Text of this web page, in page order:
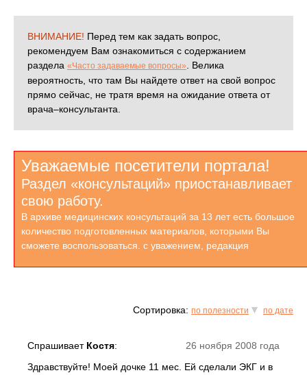
ВНИМАНИЕ! Перед тем как задать вопрос,
рекомендуем Вам ознакомиться с содержанием
раздела «Часто задаваемые вопросы»
. Велика
вероятность, что там Вы найдете ответ на свой вопрос
прямо сейчас, не тратя время на ожидание ответа от
врача–консультанта.
Уважаемые посетители портала!
Раздел «консультаций» приостанавливает
свою работу.
В архиве медицинских консультаций за 13 лет есть большое
количество подготовленных материалов, которыми Вы
сможете воспользоваться. с уважением, редакция
Сортировка: по полезности по дате
26 ноября 2008 года
Спрашивает Костя:
Здравствуйте! Моей дочке 11 мес. Ей сделали ЭКГ и в